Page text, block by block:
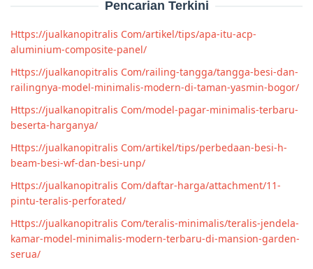
Pencarian Terkini
Https://jualkanopitralis Com/artikel/tips/apa-itu-acp-
aluminium-composite-panel/
Https://jualkanopitralis Com/railing-tangga/tangga-besi-dan-
railingnya-model-minimalis-modern-di-taman-yasmin-bogor/
Https://jualkanopitralis Com/model-pagar-minimalis-terbaru-
beserta-harganya/
Https://jualkanopitralis Com/artikel/tips/perbedaan-besi-h-
beam-besi-wf-dan-besi-unp/
Https://jualkanopitralis Com/daftar-harga/attachment/11-
pintu-teralis-perforated/
Https://jualkanopitralis Com/teralis-minimalis/teralis-jendela-
kamar-model-minimalis-modern-terbaru-di-mansion-garden-
serua/